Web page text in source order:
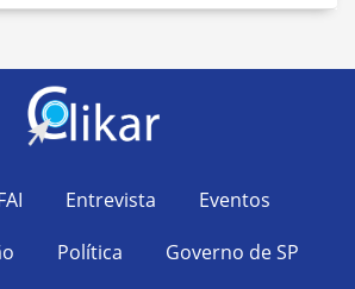
Entrevista
Eventos
Política Governo de SP